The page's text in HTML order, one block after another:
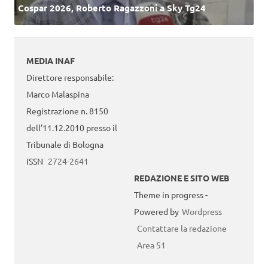
Cospar 2026, Roberto Ragazzoni a Sky Tg24
MEDIA INAF
Direttore responsabile:
Marco Malaspina
Registrazione n. 8150
dell’11.12.2010 presso il
Tribunale di Bologna
ISSN 2724-2641
REDAZIONE E SITO WEB
Theme in progress -
Powered by Wordpress
Contattare la redazione
Area 51